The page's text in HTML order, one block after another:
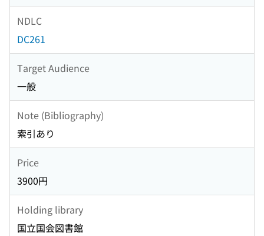
NDLC
DC261
Target Audience
一般
Note (Bibliography)
索引あり
Price
3900円
Holding library
国立国会図書館